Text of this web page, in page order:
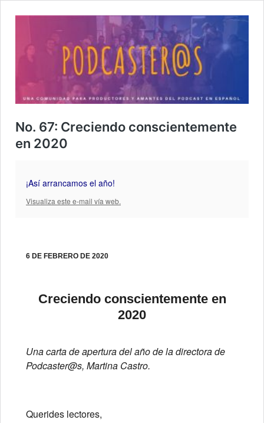
No. 67: Creciendo conscientemente
en 2020
¡Así arrancamos el año!
Visualiza este e-mail vía web.
6 DE FEBRERO DE 2020
Creciendo conscientemente en
2020
Una carta de apertura del año de la directora de
Podcaster@s, Martina Castro.
Querides lectores,